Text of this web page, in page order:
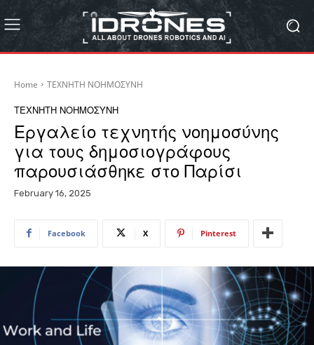
Home ΤΕΧΝΗΤΗ ΝΟΗΜΟΣΥΝΗ
ΤΕΧΝΗΤΗ ΝΟΗΜΟΣΥΝΗ
Εργαλείο τεχνητής νοημοσύνης
για τους δημοσιογράφους
παρουσιάσθηκε στο Παρίσι
February 16, 2025
Facebook X Pinterest